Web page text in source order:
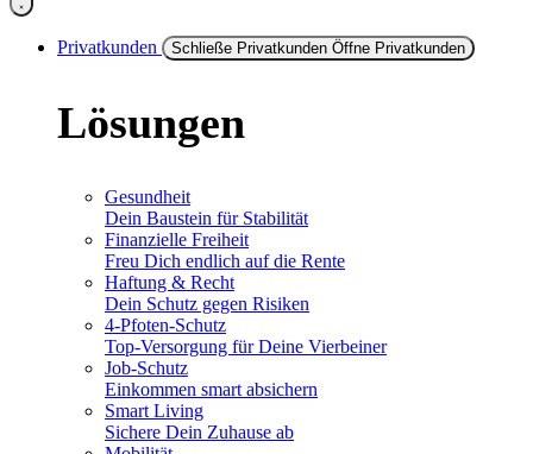
Privatkunden Schließe Privatkunden Öffne Privatkunden
Lösungen
Gesundheit
Dein Baustein für Stabilität
Finanzielle Freiheit
Freu Dich endlich auf die Rente
Haftung & Recht
Dein Schutz gegen Risiken
4-Pfoten-Schutz
Top-Versorgung für Deine Vierbeiner
Job-Schutz
Einkommen smart absichern
Smart Living
Sichere Dein Zuhause ab